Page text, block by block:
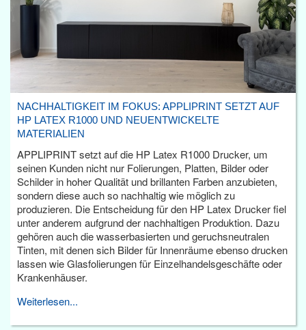
NACHHALTIGKEIT IM FOKUS: APPLIPRINT SETZT AUF
HP LATEX R1000 UND NEUENTWICKELTE
MATERIALIEN
APPLIPRINT setzt auf die HP Latex R1000 Drucker, um
seinen Kunden nicht nur Folierungen, Platten, Bilder oder
Schilder in hoher Qualität und brillanten Farben anzubieten,
sondern diese auch so nachhaltig wie möglich zu
produzieren. Die Entscheidung für den HP Latex Drucker fiel
unter anderem aufgrund der nachhaltigen Produktion. Dazu
gehören auch die wasserbasierten und geruchsneutralen
Tinten, mit denen sich Bilder für Innenräume ebenso drucken
lassen wie Glasfolierungen für Einzelhandelsgeschäfte oder
Krankenhäuser.
Weiterlesen...